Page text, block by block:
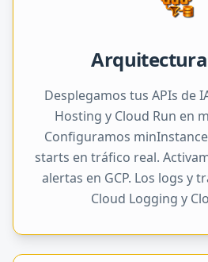
Desplegamos tus APIs de
Hosting y Cloud Run en
Configuramos
starts en tráfico real.
alertas en GCP. Los logs y
Cloud Logging y